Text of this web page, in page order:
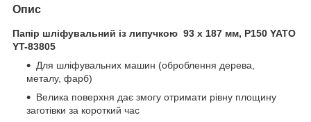
Опис
Папір шліфувальний із липучкою 93 х 187 мм, Р150 YATO
YT-83805
Для шліфувальних машин (оброблення дерева,
металу, фарб)
Велика поверхня дає змогу отримати рівну площину
заготівки за короткий час